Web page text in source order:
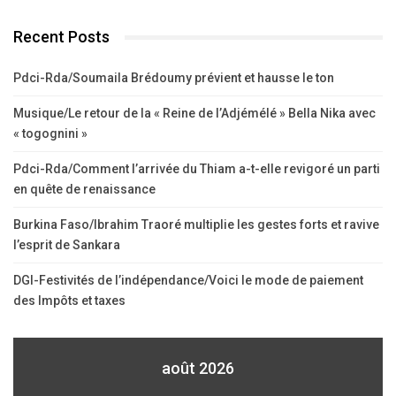
Recent Posts
Pdci-Rda/Soumaila Brédoumy prévient et hausse le ton
Musique/Le retour de la « Reine de l’Adjémélé » Bella Nika avec
« togognini »
Pdci-Rda/Comment l’arrivée du Thiam a-t-elle revigoré un parti
en quête de renaissance
Burkina Faso/Ibrahim Traoré multiplie les gestes forts et ravive
l’esprit de Sankara
DGI-Festivités de l’indépendance/Voici le mode de paiement
des Impôts et taxes
août 2026